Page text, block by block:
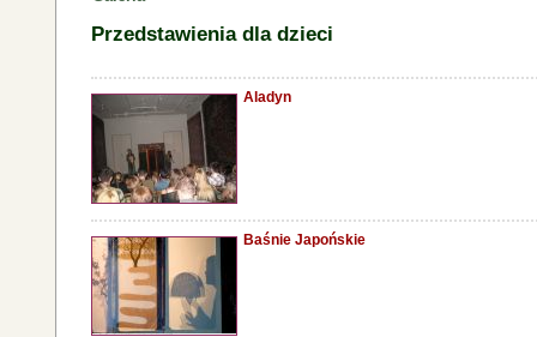
Przedstawienia dla dzieci
Aladyn
Baśnie Japońskie